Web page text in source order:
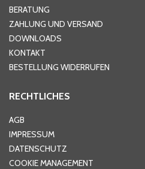
Hausnummer
Ort*
Telefon
BERATUNG
ZAHLUNG UND VERSAND
DOWNLOADS
KONTAKT
BESTELLUNG WIDERRUFEN
RECHTLICHES
AGB
IMPRESSUM
DATENSCHUTZ
COOKIE MANAGEMENT